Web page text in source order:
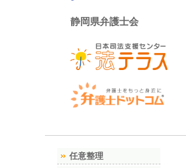
静岡県弁護士会
任意整理